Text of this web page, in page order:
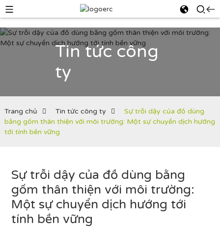
Tin tức công
ty
Trang chủ Tin tức công ty
Sự trỗi dậy của đồ dùng
bằng gốm thân thiện với môi trường: Một sự chuyển dịch hướng
tới tính bền vững
Sự trỗi dậy của đồ dùng bằng
gốm thân thiện với môi trường:
Một sự chuyển dịch hướng tới
tính bền vững